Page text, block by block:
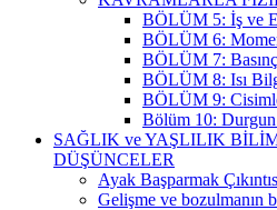
BÖLÜM 5: İş ve
BÖLÜM 6:
BÖLÜM 7:
BÖLÜM 8: Isı
BÖLÜM 9:
Bölüm 10:
SAĞLIK ve YAŞLILIK
DÜŞÜNCELER
Ayak Başparmak
Gelişme ve bozulmanın